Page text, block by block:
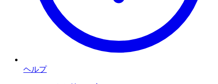
ヘルプ